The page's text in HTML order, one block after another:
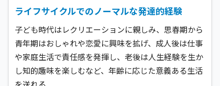
ライフサイクルでのノーマルな発達的経験
子ども時代はレクリエーションに親しみ、思春期から
青年期はおしゃれや恋愛に興味を拡げ、成人後は仕事
や家庭生活で責任感を発揮し、老後は人生経験を生か
し知的趣味を楽しむなど、年齢に応じた意義ある生活